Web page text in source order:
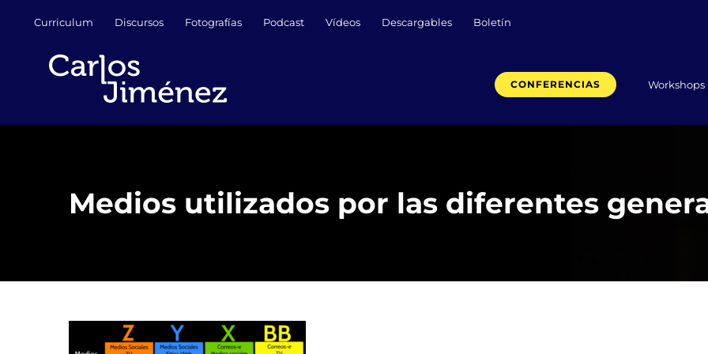
contenido
Curriculum Discursos Fotografías Podcast Vídeos Descargables Boletín
CONFERENCIAS Workshops
Medios utilizados por las diferentes